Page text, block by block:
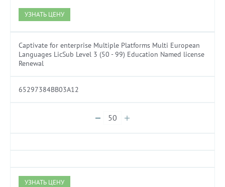
УЗНАТЬ ЦЕНУ
Captivate for enterprise Multiple Platforms Multi European
Languages LicSub Level 3 (50 - 99) Education Named license
Renewal
65297384BB03A12
УЗНАТЬ ЦЕНУ